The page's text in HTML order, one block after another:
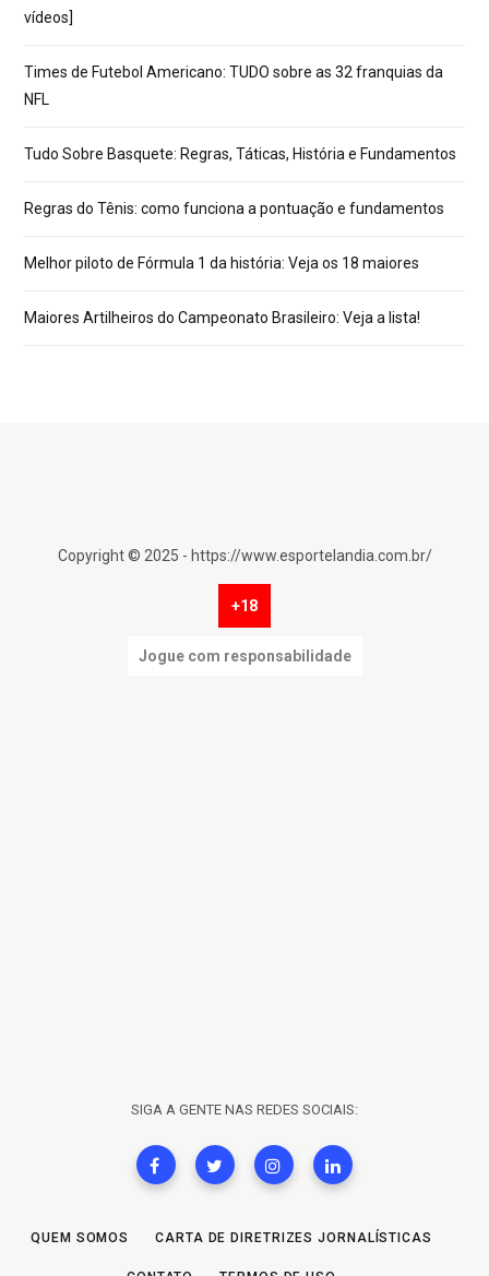
vídeos]
Times de Futebol Americano: TUDO sobre as 32 franquias da
NFL
Tudo Sobre Basquete: Regras, Táticas, História e Fundamentos
Regras do Tênis: como funciona a pontuação e fundamentos
Melhor piloto de Fórmula 1 da história: Veja os 18 maiores
Maiores Artilheiros do Campeonato Brasileiro: Veja a lista!
Copyright © 2025 - https://www.esportelandia.com.br/
+18
Jogue com responsabilidade
SIGA A GENTE NAS REDES SOCIAIS:
QUEM SOMOS CARTA DE DIRETRIZES JORNALÍSTICAS